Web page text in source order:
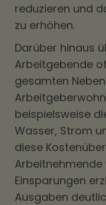
reduzieren und
zu erhöhen.
Darüber hinaus
Arbeitgebende
gesamten
beispielsweise
Wasser, Strom
diese
Einsparungen
Ausgaben